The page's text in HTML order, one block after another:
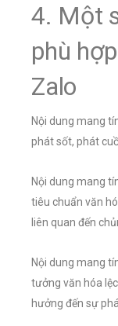
4. Một
phù
Zalo
Nội dung mang
phát sốt, phát
Nội dung mang
tiêu chuẩn văn
liên quan đến
Nội dung mang
tưởng văn hóa
hưởng đến sự